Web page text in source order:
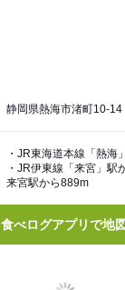
静岡県熱海市渚町10-14
・JR東海道本線「熱海
・JR伊東線「来宮」駅
来宮駅から889m
食べログアプリで地